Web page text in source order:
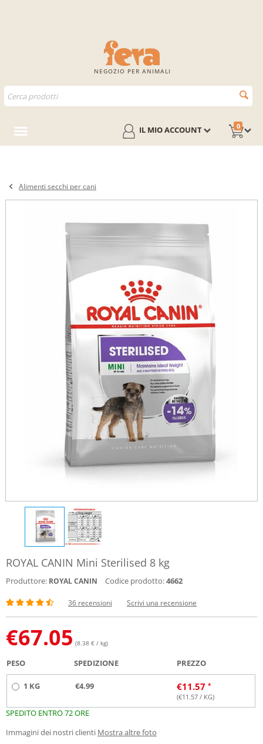
NEGOZIO PER ANIMALI
0
IL MIO ACCOUNT
Alimenti secchi per cani
ROYAL CANIN Mini Sterilised 8 kg
Produttore: ROYAL CANIN Codice prodotto:4662
36 recensioni Scrivi una recensione
€67.05 (8.38 € / kg)
PESO SPEDIZIONE PREZZO
1 KG €4.99 €11.57
(€11.57 / KG)
SPEDITO ENTRO 72 ORE
Immagini dei nostri clienti Mostra altre foto